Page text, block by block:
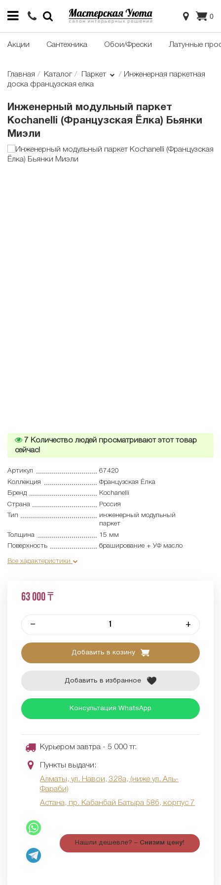
0
Акции Сантехника Обои/Фрески Латунные
Главная Каталог Паркет
Инженерная паркетная
доска французская елка
Инженерный модульный паркет
Kochanelli (Французская Ёлка) Бьянки
Миэли
7 Количество людей просматривают этот товар
сейчас!
Артикул
67420
Коллекция
Французская Ёлка
Бренд
Kochanelli
Страна
Россия
Тип
инженерный модульный
паркет
Толщина
15 мм
Поверхность
браширование + УФ масло
Все характеристики
63 000 ₸
– +
Добавить в козину
Добавить в избранное
Консультация WhatsApp
Курьером завтра - 5 000 тг.
Пункты выдачи:
Алматы, ул. Навои, 328а, (ниже ул. Аль-
Фараби)
Астана, пр. Кабанбай Батыра 58б, корпус 7
Нашли дешевле? – Снизим цену!